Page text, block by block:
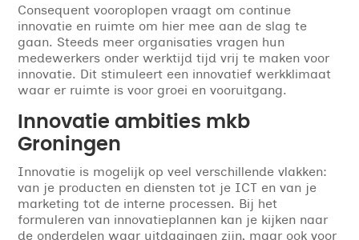
Consequent vooroplopen vraagt om continue
innovatie en ruimte om hier mee aan de slag te
gaan. Steeds meer organisaties vragen hun
medewerkers onder werktijd tijd vrij te maken voor
innovatie. Dit stimuleert een innovatief werkklimaat
waar er ruimte is voor groei en vooruitgang.
Innovatie ambities mkb
Groningen
Innovatie is mogelijk op veel verschillende vlakken:
van je producten en diensten tot je ICT en van je
marketing tot de interne processen. Bij het
formuleren van innovatieplannen kan je kijken naar
de onderdelen waar uitdagingen zijn, maar ook voor